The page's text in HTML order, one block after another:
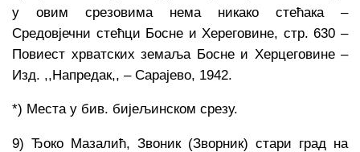
у овим срезовима нема никако стећака –
Средовјечни стећци Босне и Хереговине, стр. 630 –
Повиест хрватских земаља Босне и Херцеговине –
Изд. ,,Напредак,, – Сарајево, 1942.
*) Места у бив. бијељинском срезу.
9) Ђоко Мазалић, Звоник (Зворник) стари град на